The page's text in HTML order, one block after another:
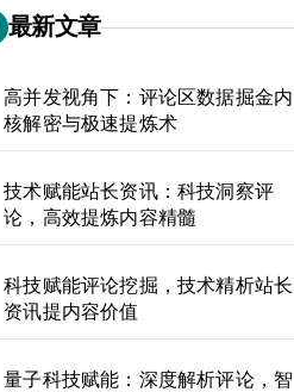
最新文章
高并发视角下：评论区数据掘金内
核解密与极速提炼术
技术赋能站长资讯：科技洞察评
论，高效提炼内容精髓
科技赋能评论挖掘，技术精析站长
资讯提内容价值
量子科技赋能：深度解析评论，智